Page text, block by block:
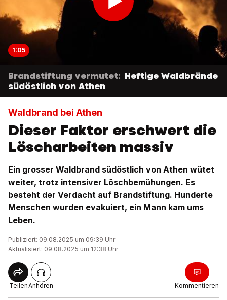
1:05
Brandstiftung vermutet: Heftige Waldbrände
südöstlich von Athen
Waldbrand bei Athen
Dieser Faktor erschwert die
Löscharbeiten massiv
Ein grosser Waldbrand südöstlich von Athen wütet
weiter, trotz intensiver Löschbemühungen. Es
besteht der Verdacht auf Brandstiftung. Hunderte
Menschen wurden evakuiert, ein Mann kam ums
Leben.
Publiziert: 09.08.2025 um 09:39 Uhr
Aktualisiert: 09.08.2025 um 12:38 Uhr
TeilenAnhören Kommentieren